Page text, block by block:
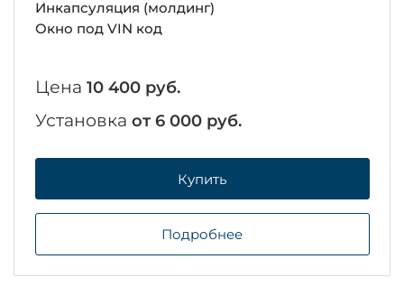
Инкапсуляция (молдинг)
Окно под VIN код
Цена 10 400 руб.
Установка от 6 000 руб.
Купить
Подробнее